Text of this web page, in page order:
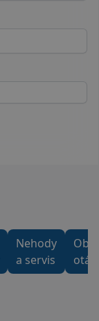
Nehody
a servis